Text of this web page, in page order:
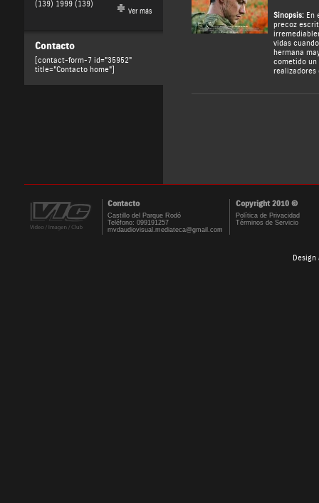
(139) 1999 (139)
Ver más
Contacto
[contact-form-7 id="35952"
title="Contacto home"]
Sinopsis:En
precoz
vidas
hermana
cometido un
realizadores
Contacto Copyright 2010 ©
Castillo del Parque Rodó
Teléfono: 099191257
mvdaudiovisual.mediateca@gmail.com
Política de Privacidad
Términos de Servicio